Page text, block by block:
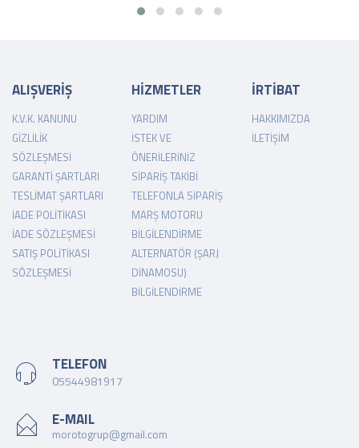
ALIŞVERİŞ
K.V.K. KANUNU
GIZLILIK
SÖZLEŞMESI
GARANTI ŞARTLARI
TESLIMAT ŞARTLARI
İADE POLITIKASI
İADE SÖZLEŞMESI
SATIŞ POLITIKASI
SÖZLEŞMESI
HİZMETLER
YARDIM
İSTEK VE
ÖNERILERINIZ
SIPARIŞ TAKIBI
TELEFONLA SIPARIŞ
MARŞ MOTORU
BILGILENDIRME
ALTERNATÖR (ŞARJ
DINAMOSU)
BILGILENDIRME
İRTİBAT
HAKKIMIZDA
İLETIŞIM
TELEFON
05544981917
E-MAIL
morotogrup@gmail.com